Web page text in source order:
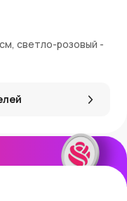
утонченное и
комфортным.
и декоративных
светло-розовый -